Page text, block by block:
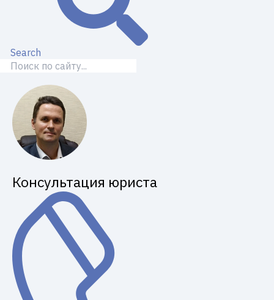
Search
Консультация юриста